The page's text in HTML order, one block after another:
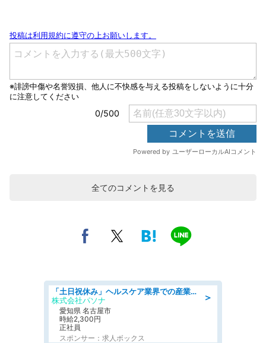
全てのコメントを見る
＞
「土日祝休み」ヘルスケア業界での産業保健師業務/看護師/高時給/未経験OK/要資格:正看護師
株式会社パソナ
愛知県 名古屋市
時給2,300円
正社員
スポンサー：求人ボックス